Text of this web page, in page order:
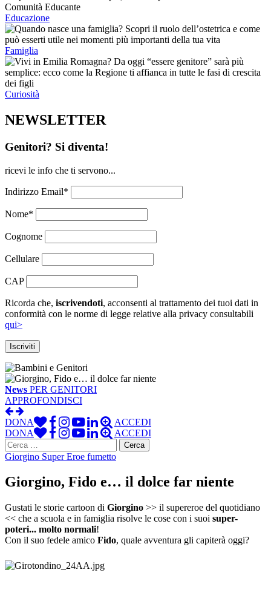
Educazione
Famiglia
Curiosità
NEWSLETTER
Genitori? Si diventa!
ricevi le info che ti servono...
Indirizzo Email*
Nome*
Cognome
Cellulare
CAP
Ricorda che, iscrivendoti, acconsenti al trattamento dei tuoi dati in
conformità con le norme di legge relative alla privacy consultabili
qui>
News PER GENITORI
APPROFONDISCI
DONA
ACCEDI
DONA
ACCEDI
Ricerca
per:
Giorgino Super Eroe fumetto
Giorgino, Fido e… il dolce far niente
Gustati le storie cartoon di Giorgino >> il supereroe del quotidiano
<< che a scuola e in famiglia risolve le cose con i suoi super-
poteri... molto normali!
Con il suo fedele amico Fido, quale avventura gli capiterà oggi?